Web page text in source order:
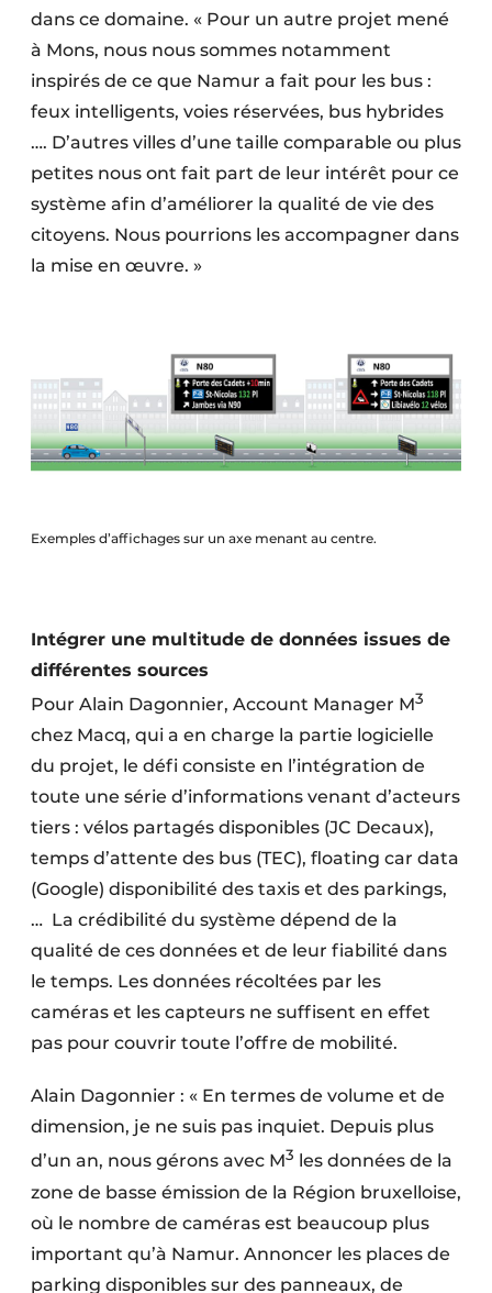
dans ce domaine. « Pour un autre projet mené
à Mons, nous nous sommes notamment
inspirés de ce que Namur a fait pour les bus :
feux intelligents, voies réservées, bus hybrides
…. D’autres villes d’une taille comparable ou plus
petites nous ont fait part de leur intérêt pour ce
système afin d’améliorer la qualité de vie des
citoyens. Nous pourrions les accompagner dans
la mise en œuvre. »
Exemples d’affichages sur un axe menant au centre.
Intégrer une multitude de données issues de
différentes sources
Pour Alain Dagonnier, Account Manager M3
chez Macq, qui a en charge la partie logicielle
du projet, le défi consiste en l’intégration de
toute une série d’informations venant d’acteurs
tiers : vélos partagés disponibles (JC Decaux),
temps d’attente des bus (TEC), floating car data
(Google) disponibilité des taxis et des parkings,
… La crédibilité du système dépend de la
qualité de ces données et de leur fiabilité dans
le temps. Les données récoltées par les
caméras et les capteurs ne suffisent en effet
pas pour couvrir toute l’offre de mobilité.
Alain Dagonnier : « En termes de volume et de
dimension, je ne suis pas inquiet. Depuis plus
d’un an, nous gérons avec M3 les données de la
zone de basse émission de la Région bruxelloise,
où le nombre de caméras est beaucoup plus
important qu’à Namur. Annoncer les places de
parking disponibles sur des panneaux, de